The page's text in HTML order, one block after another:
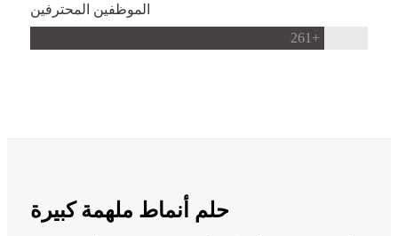
الموظفين المحترفين
حلم أنماط ملهمة كبيرة